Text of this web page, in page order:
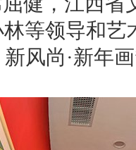
等领导和艺
新风尚·新年